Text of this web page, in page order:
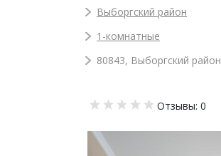
Войти / Зарегистрироваться
Выборгский район
1-комнатные
80843, Выборгский район
Отзывы: 0